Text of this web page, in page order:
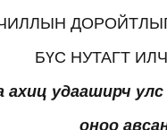
БҮС НУТАГТ
удааширч
оноо